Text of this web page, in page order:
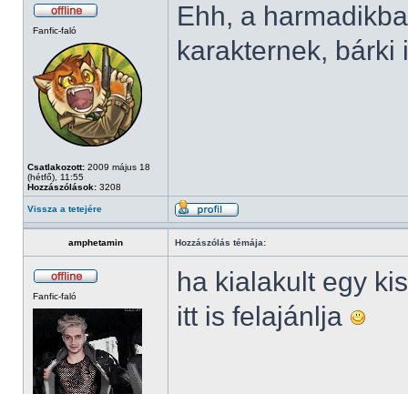
Fanfic-faló
Csatlakozott: 2009 május 18
(hétfő), 11:55
Hozzászólások: 3208
Ehh, a
karakternek,
Vissza a tetejére
amphetamin Hozzászólás témája:
Fanfic-faló
ha kialakult egy
itt is felajánlja